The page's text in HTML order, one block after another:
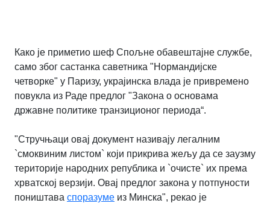
Како је приметио шеф Спољне обавештајне службе,
само због састанка саветника "Нормандијске
четворке" у Паризу, украјинска влада је привремено
повукла из Раде предлог "Закона о основама
државне политике транзиционог периода“.
"Стручњаци овај документ називају легалним
`смоквиним листом` који прикрива жељу да се заузму
територије народних република и `очисте` их према
хрватској верзији. Овај предлог закона у потпуности
поништава споразуме из Минска", рекао је